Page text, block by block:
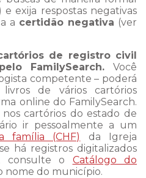
exija respostas negativas
a certidão negativa (ver
de registro civil
FamilySearch. Você
competente – poderá
de vários cartórios
online do FamilySearch.
cartórios do estado de
ir pessoalmente a um
família (CHF)
da Igreja
há registros digitalizados
consulte o Catálogo do
nome do município.